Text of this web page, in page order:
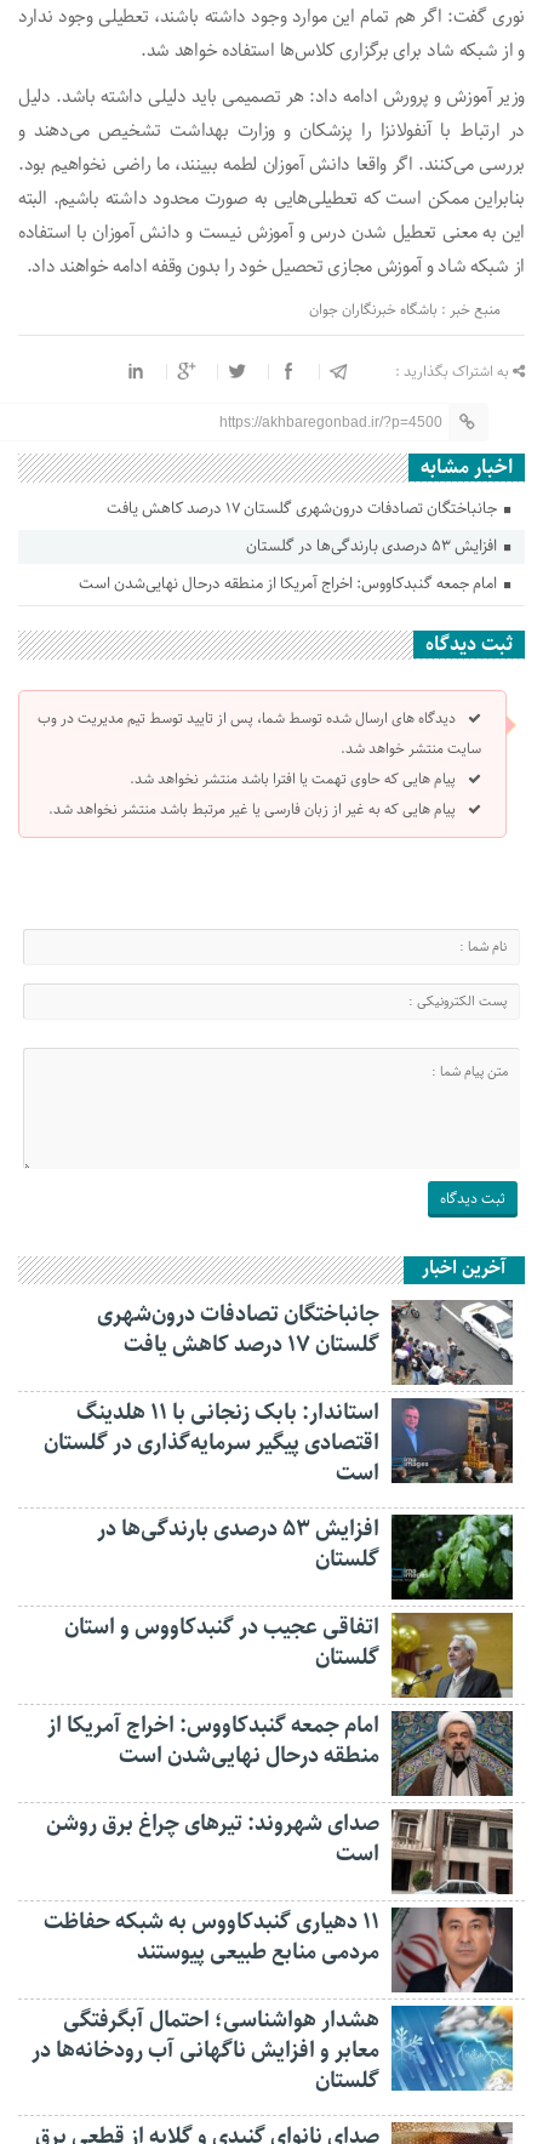
نوری گفت: اگر هم تمام این موارد وجود داشته باشند، تعطیلی وجود ندارد
و از شبکه شاد برای برگزاری کلاس‌ها استفاده خواهد شد.
وزیر آموزش و پرورش ادامه داد: هر تصمیمی باید دلیلی داشته باشد. دلیل
در ارتباط با آنفولانزا را پزشکان و وزارت بهداشت تشخیص می‌دهند و
بررسی می‌کنند. اگر واقعا دانش آموزان لطمه ببینند، ما راضی نخواهیم بود.
بنابراین ممکن است که تعطیلی‌هایی به صورت محدود داشته باشیم. البته
این به معنی تعطیل شدن درس و آموزش نیست و دانش آموزان با استفاده
از شبکه شاد و آموزش مجازی تحصیل خود را بدون وقفه ادامه خواهند داد.
منبع خبر : باشگاه خبرنگاران جوان
به اشتراک بگذارید :
https://akhbaregonbad.ir/?p=4500
اخبار مشابه
جانباختگان تصادفات درون‌شهری گلستان ۱۷ درصد کاهش یافت
افزایش ۵۳ درصدی بارندگی‌ها در گلستان
امام جمعه گنبدکاووس: اخراج آمریکا از منطقه درحال نهایی‌شدن است
ثبت دیدگاه
دیدگاه های ارسال شده توسط شما، پس از تایید توسط تیم مدیریت در وب
سایت منتشر خواهد شد.
پیام هایی که حاوی تهمت یا افترا باشد منتشر نخواهد شد.
پیام هایی که به غیر از زبان فارسی یا غیر مرتبط باشد منتشر نخواهد شد.
آخرین اخبار
جانباختگان تصادفات درون‌شهری
گلستان ۱۷ درصد کاهش یافت
استاندار: بابک زنجانی با ۱۱ هلدینگ
اقتصادی پیگیر سرمایه‌گذاری در گلستان
است
افزایش ۵۳ درصدی بارندگی‌ها در
گلستان
اتفاقی عجیب در‌ گنبدکاووس و استان
گلستان
امام جمعه گنبدکاووس: اخراج آمریکا از
منطقه درحال نهایی‌شدن است
صدای شهروند: تیرهای چراغ برق روشن
است
۱۱ دهیاری گنبدکاووس به شبکه حفاظت
مردمی منابع طبیعی پیوستند
هشدار هواشناسی؛ احتمال آبگرفتگی
معابر و افزایش ناگهانی آب رودخانه‌ها در
گلستان